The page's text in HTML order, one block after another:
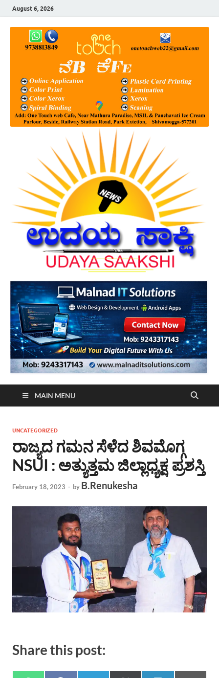
August 6, 2026
MAIN MENU
UNCATEGORIZED
ರಾಜ್ಯದ ಗಮನ ಸೆಳೆದ ಶಿವಮೊಗ್ಗ
NSUI : ಅತ್ಯುತ್ತಮ ಜಿಲ್ಲಾಧ್ಯಕ್ಷ ಪ್ರಶಸ್ತಿ
February 18, 2023 - by B.Renukesha
Share this post: